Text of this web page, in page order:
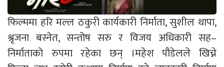
फिल्ममा हरि मल्ल ठकुरी कार्यकारी निर्माता, सुशील थापा,
श्रृजना बस्नेत, सन्तोष सरु र विजय अधिकारी सह–
निर्माताको रुपमा रहेका छन् ।महेश पौडेलले खिच्ने